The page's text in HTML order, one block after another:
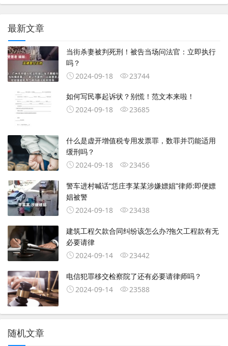
最新文章
当街杀妻被判死刑！被告当场问法官：立即执行
吗？
2024-09-18
23744
如何写民事起诉状？别慌！范文本来啦！
2024-09-18
23685
什么是虚开增值税专用发票罪，数罪并罚能适用
缓刑吗？
2024-09-18
23456
警车进村喊话“恁庄李某某涉嫌嫖娼”律师:即便嫖
娼被警
2024-09-18
23438
建筑工程欠款合同纠纷该怎么办?拖欠工程款有无
必要请律
2024-09-14
23442
电信犯罪移交检察院了还有必要请律师吗？
2024-09-14
23588
随机文章